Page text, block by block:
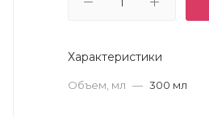
Характеристики
Объем, мл — 300 мл